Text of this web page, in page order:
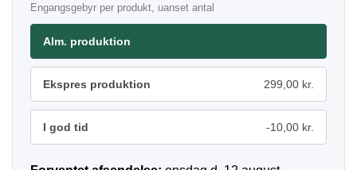
Engangsgebyr per produkt, uanset antal
Alm. produktion
Ekspres produktion 299,00 kr.
I god tid -10,00 kr.